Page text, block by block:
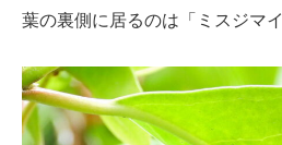
葉の裏側に居るのは「ミスジマ